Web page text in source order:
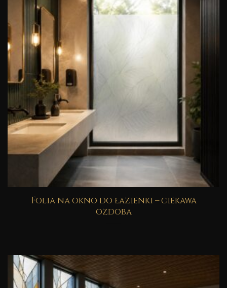
Folia na okno do łazienki – ciekawa
ozdoba